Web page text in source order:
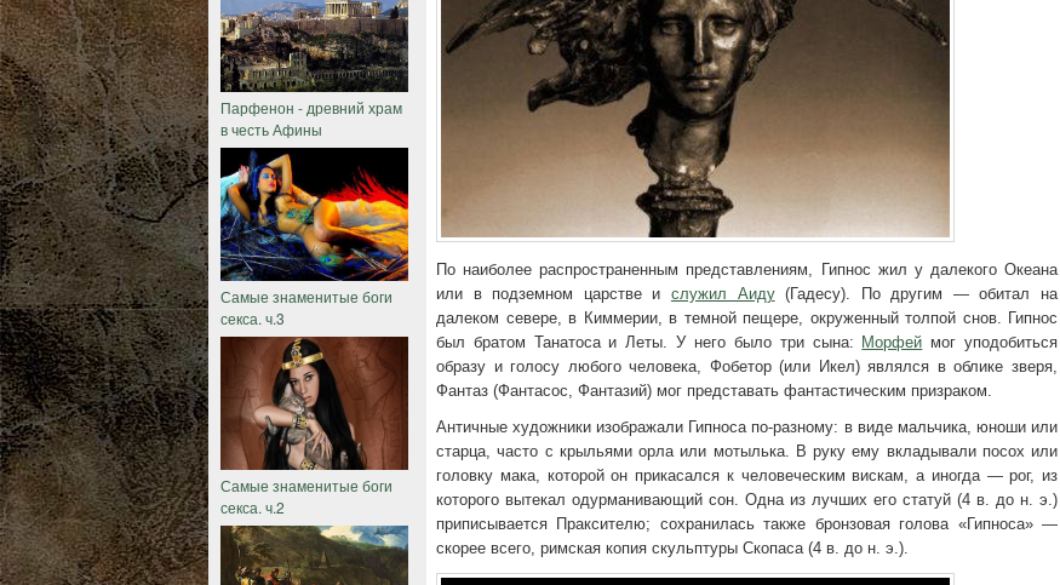
Парфенон - древний храм
в честь Афины
Самые знаменитые боги
секса. ч.3
Самые знаменитые боги
секса. ч.2
По наиболее распространенным представлениям, Гипнос жил у далекого Океана
или в подземном царстве и служил Аиду(Гадесу). По другим — обитал на
далеком севере, в Киммерии, в темной пещере, окруженный толпой снов. Гипнос
был братом Танатоса и Леты. У него было три сына: Морфей мог уподобиться
образу и голосу любого человека, Фобетор (или Икел) являлся в облике зверя,
Фантаз (Фантасос, Фантазий) мог представать фантастическим призраком.
Античные художники изображали Гипноса по-разному: в виде мальчика, юноши или
старца, часто с крыльями орла или мотылька. В руку ему вкладывали посох или
головку мака, которой он прикасался к человеческим вискам, а иногда — рог, из
которого вытекал одурманивающий сон. Одна из лучших его статуй (4 в. до н. э.)
приписывается Праксителю; сохранилась также бронзовая голова «Гипноса» —
скорее всего, римская копия скульптуры Скопаса (4 в. до н. э.).